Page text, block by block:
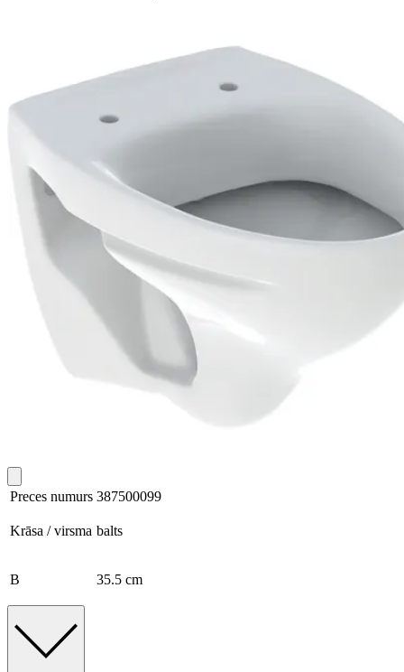
Preces numurs 387500099
Krāsa / virsma balts
B 35.5 cm